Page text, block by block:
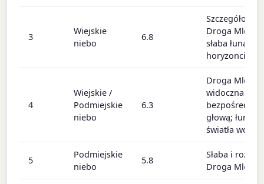
3
Wiejskie
niebo
6.8
Szczegółowa
Droga
słaba łuna na
horyzoncie
4
Wiejskie /
Podmiejskie
niebo
6.3
Droga
widoczna
bezpośrednio
głową; łuny
światła wokół
5
Podmiejskie
niebo
5.8
Słaba i
Droga